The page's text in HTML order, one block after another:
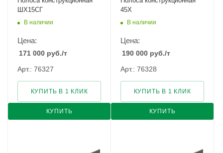
ШХ15СГ
В наличии
Цена:
171 000 руб./т
Арт.: 76327
КУПИТЬ
КУПИТЬ В 1 КЛИК
45Х
В наличии
Цена:
190 000 руб./т
Арт.: 76328
КУПИТЬ
КУПИТЬ В 1 КЛИК